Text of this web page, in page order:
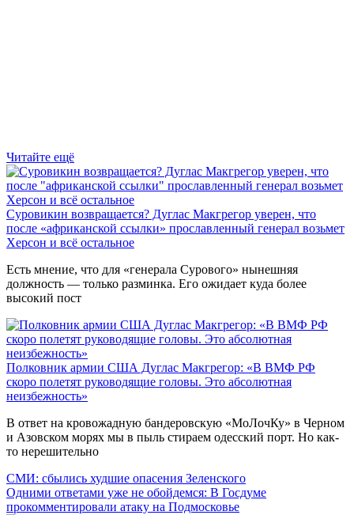
Читайте ещё
Суровикин возвращается? Дуглас Макгрегор уверен, что
после «африканской ссылки» прославленный генерал возьмет
Херсон и всё остальное
Есть мнение, что для «генерала Сурового» нынешняя
должность — только разминка. Его ожидает куда более
высокий пост
Полковник армии США Дуглас Макгрегор: «В ВМФ РФ
скоро полетят руководящие головы. Это абсолютная
неизбежность»
В ответ на кровожадную бандеровскую «МоЛочКу» в Черном
и Азовском морях мы в пыль стираем одесский порт. Но как-
то нерешительно
СМИ: сбылись худшие опасения Зеленского
Одними ответами уже не обойдемся: В Госдуме
прокомментировали атаку на Подмосковье